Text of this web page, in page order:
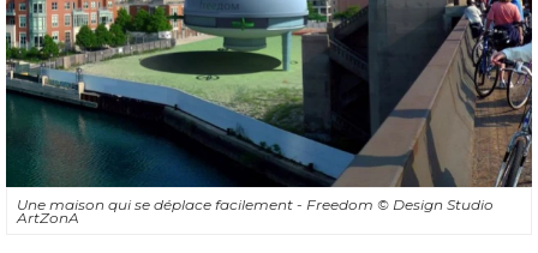
Une maison qui se déplace facilement - Freedom © Design Studio
ArtZonA